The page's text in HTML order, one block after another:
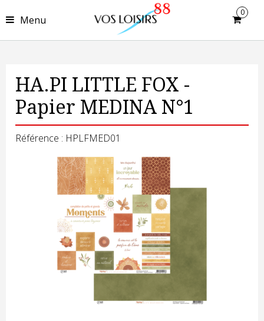
Menu
0
HA.PI LITTLE FOX -
Papier MEDINA N°1
Référence : HPLFMED01